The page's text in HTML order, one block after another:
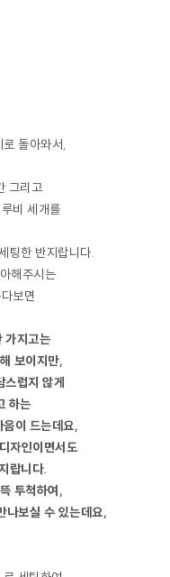
돌아와서,
그리고
비 세개를
팅한 반지랍니다.
해주시는
보면
가지고는
보이지만,
럽지 않게
하는
이 드는데요,
자인이면서도
랍니다.
투척하여,
나보실 수 있는데요,